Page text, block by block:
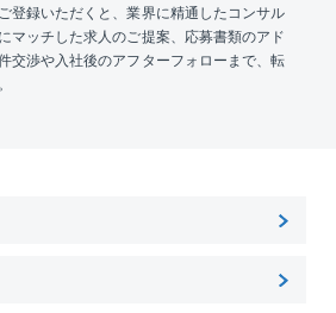
登録いただくと、業界に精通したコンサル
マッチした求人のご提案、応募書類のアド
交渉や入社後のアフターフォローまで、転